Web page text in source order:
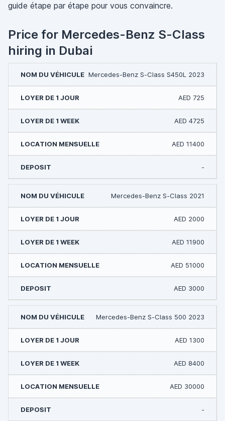
guide étape par étape pour vous convaincre.
Price for Mercedes-Benz S-Class
hiring in Dubai
Mercedes-Benz S-Class S450L 2023
AED 725
AED 4725
AED 11400
-
Mercedes-Benz S-Class 2021
AED 2000
AED 11900
AED 51000
AED 3000
Mercedes-Benz S-Class 500 2023
AED 1300
AED 8400
AED 30000
-